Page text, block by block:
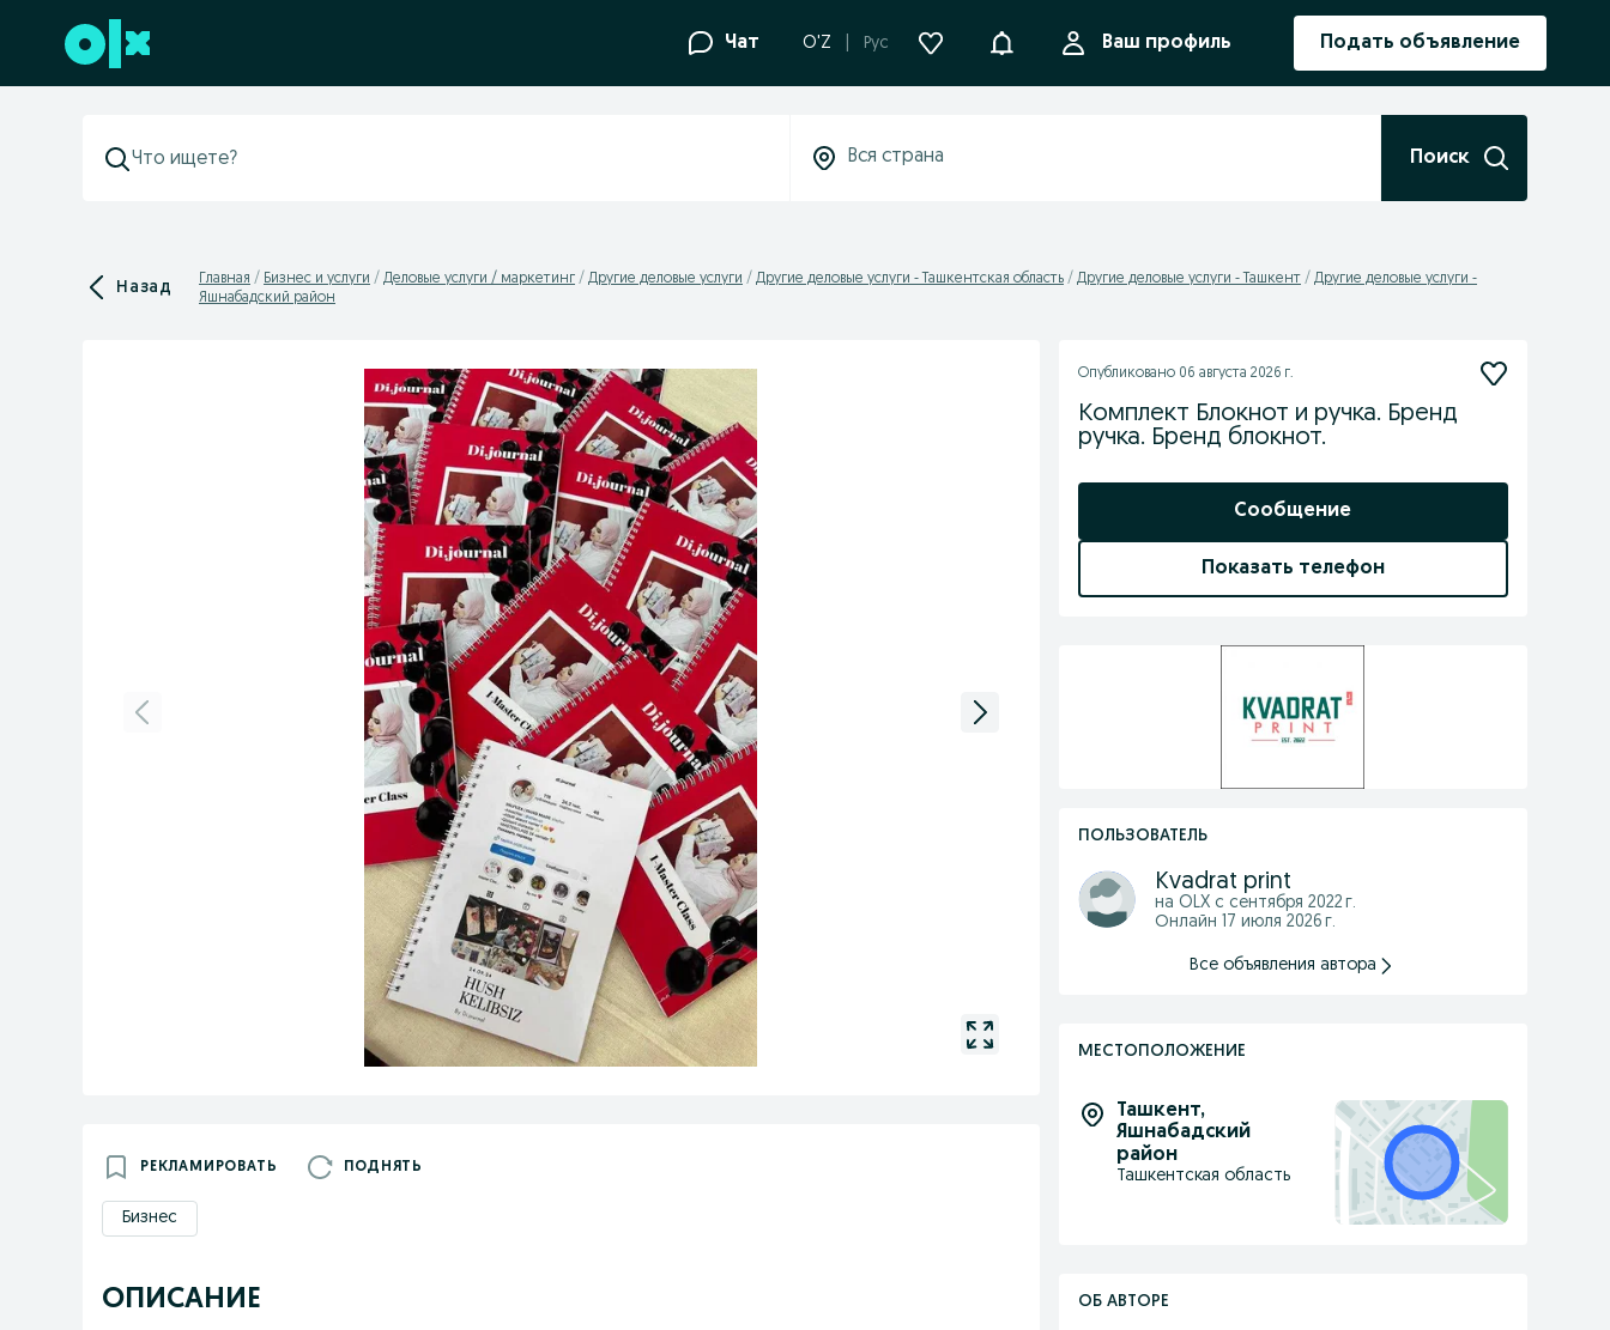
Перейти к нижнему колонтитулу Чат O'Z Рус УведомленияВаш профиль Подать объявление
Поиск
Назад Главная Бизнес и услуги Деловые услуги / маркетинг Другие деловые услуги Другие деловые услуги - Ташкентская область Другие деловые услуги - Ташкент
Другие деловые услуги -
Яшнабадский район
РЕКЛАМИРОВАТЬ ПОДНЯТЬ
Бизнес
ОПИСАНИЕ
Опубликовано 06 августа 2026 г.
Комплект Блокнот и ручка. Бренд
ручка. Бренд блокнот.
Сообщение
Показать телефон
ПОЛЬЗОВАТЕЛЬ
Kvadrat print
на OLX с сентября 2022 г.
Онлайн 17 июля 2026 г.
Все объявления автора
МЕСТОПОЛОЖЕНИЕ
Ташкент,
Яшнабадский
район
Ташкентская область
ОБ АВТОРЕ